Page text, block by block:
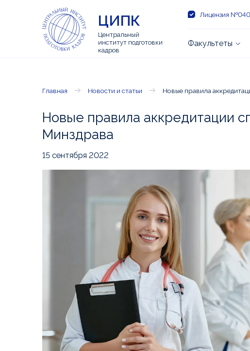
ЦИПК
Центральный
институт подготовки
кадров
Лицензия
Факультеты
Главная Новости и статьи Новые правила
Новые правила аккредитации
Минздрава
15 сентября 2022